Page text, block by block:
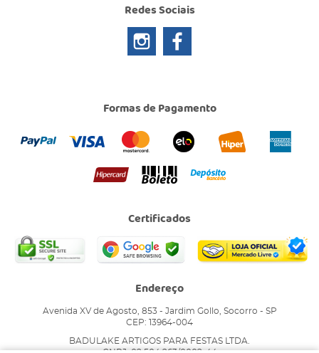
Redes Sociais
Formas de Pagamento
Certificados
Endereço
Avenida XV de Agosto, 853- Jardim Gollo, Socorro - SP
CEP: 13964-004
BADULAKE ARTIGOS PARA FESTAS LTDA.